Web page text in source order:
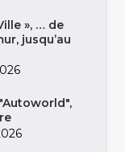
», … de
jusqu’au